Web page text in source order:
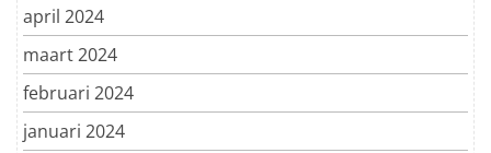
april 2024
maart 2024
februari 2024
januari 2024